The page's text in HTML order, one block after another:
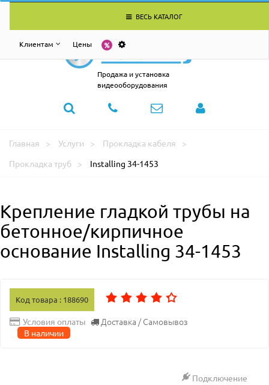
ВЕСЬ КАТАЛОГ
Клиентам Цены
Продажа и установка
видеооборудования
Главная Услуги
Прокладка кабеля
Прокладка труб
Installing 34-1453
Крепление гладкой трубы на
бетонное/кирпичное
основание Installing 34-1453
Код товара : 188690
Условия оплаты Доставка / Самовывоз
В наличии
Подключение